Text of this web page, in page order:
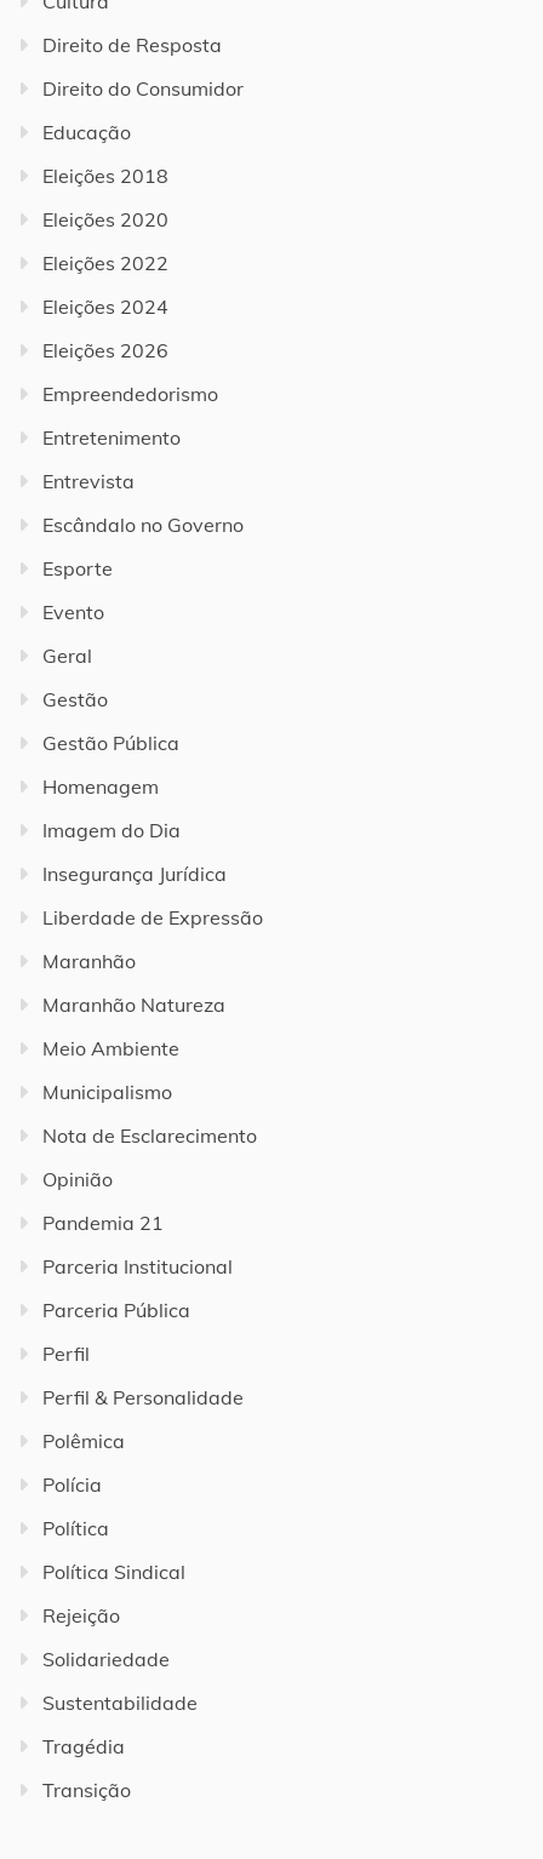
Direito de Resposta
Direito do Consumidor
Educação
Eleições 2018
Eleições 2020
Eleições 2022
Eleições 2024
Eleições 2026
Empreendedorismo
Entretenimento
Entrevista
Escândalo no Governo
Esporte
Evento
Geral
Gestão
Gestão Pública
Homenagem
Imagem do Dia
Insegurança Jurídica
Liberdade de Expressão
Maranhão
Maranhão Natureza
Meio Ambiente
Municipalismo
Nota de Esclarecimento
Opinião
Pandemia 21
Parceria Institucional
Parceria Pública
Perfil
Perfil & Personalidade
Polêmica
Polícia
Política
Política Sindical
Rejeição
Solidariedade
Sustentabilidade
Tragédia
Transição